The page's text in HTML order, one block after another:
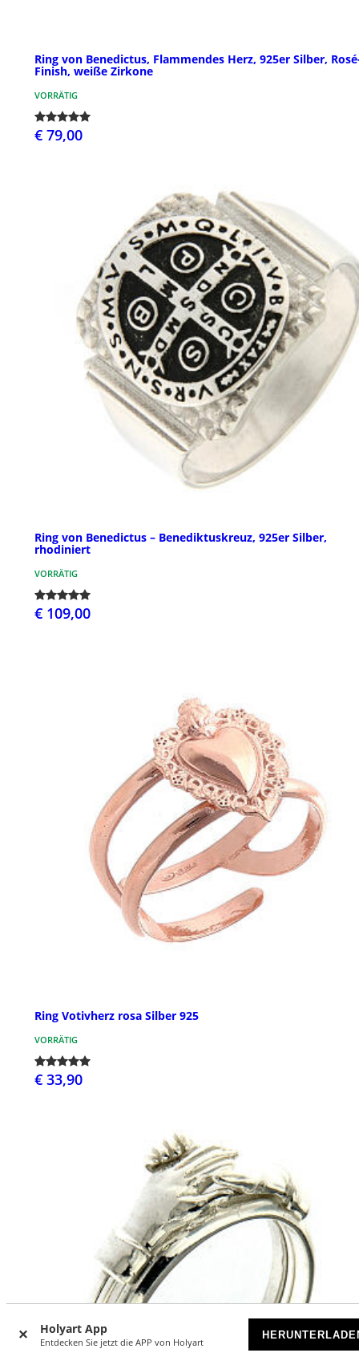
Holyart App
Entdecken Sie jetzt die APP von Holyart
Ring von Benedictus, Flammendes Herz, 925er Silber,
Finish, weiße Zirkone
VORRÄTIG
€ 79,00
Ring von Benedictus – Benediktuskreuz, 925er Silber,
rhodiniert
VORRÄTIG
€ 109,00
Ring Votivherz rosa Silber 925
VORRÄTIG
€ 33,90